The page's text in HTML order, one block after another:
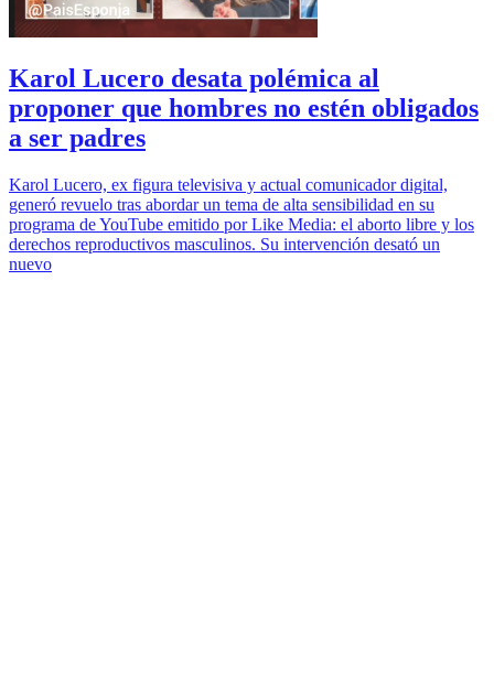
Karol Lucero desata polémica al
proponer que hombres no estén obligados
a ser padres
Karol Lucero, ex figura televisiva y actual comunicador digital,
generó revuelo tras abordar un tema de alta sensibilidad en su
programa de YouTube emitido por Like Media: el aborto libre y los
derechos reproductivos masculinos. Su intervención desató un
nuevo